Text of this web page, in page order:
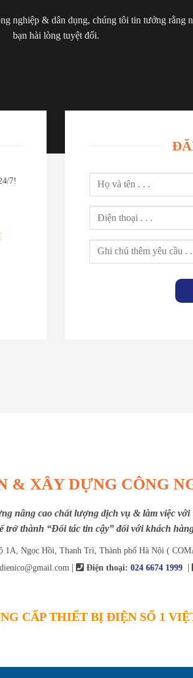
& dân dụng, chúng tôi tin tưởng rằng
bạn hài lòng tuyệt đối.
7!
& XÂY DỰNG CÔNG
nâng cao chất lượng dịch vụ & làm việc với
trở thành “Đối tác tin cậy” đối với khách
1A, Ngọc Hồi, Thanh Trì, Thành phố Hà Nội (
| Điện thoại: 024 6674 1999 |
CẤP THIẾT BỊ ĐIỆN SỐ 1